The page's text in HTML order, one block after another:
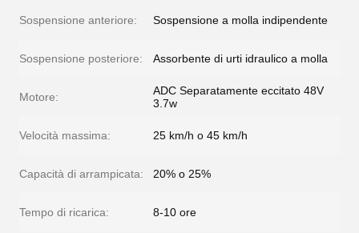
Sospensione anteriore: Sospensione a molla indipendente
Sospensione posteriore: Assorbente di urti idraulico a molla
Motore:
ADC Separatamente eccitato 48V
3.7w
Velocità massima: 25 km/h o 45 km/h
Capacità di arrampicata: 20% o 25%
Tempo di ricarica: 8-10 ore